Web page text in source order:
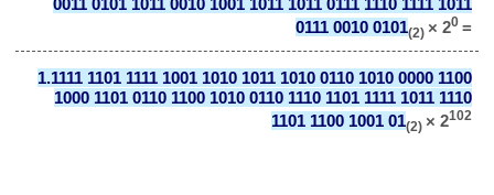
0011 0101 1011 0010 1001 1011 1011 0111 1110 1111 1011
0111 0010 0101(2) × 20 =
1.1111 1101 1111 1001 1010 1011 1010 0110 1010 0000 1100
1000 1101 0110 1100 1010 0110 1110 1101 1111 1011 1110
1101 1100 1001 01(2) × 2102